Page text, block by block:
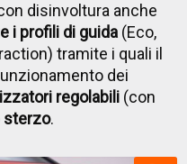
disinvoltura anche
i profili di guida (Eco,
tramite i quali il
dei
regolabili (con
sterzo.